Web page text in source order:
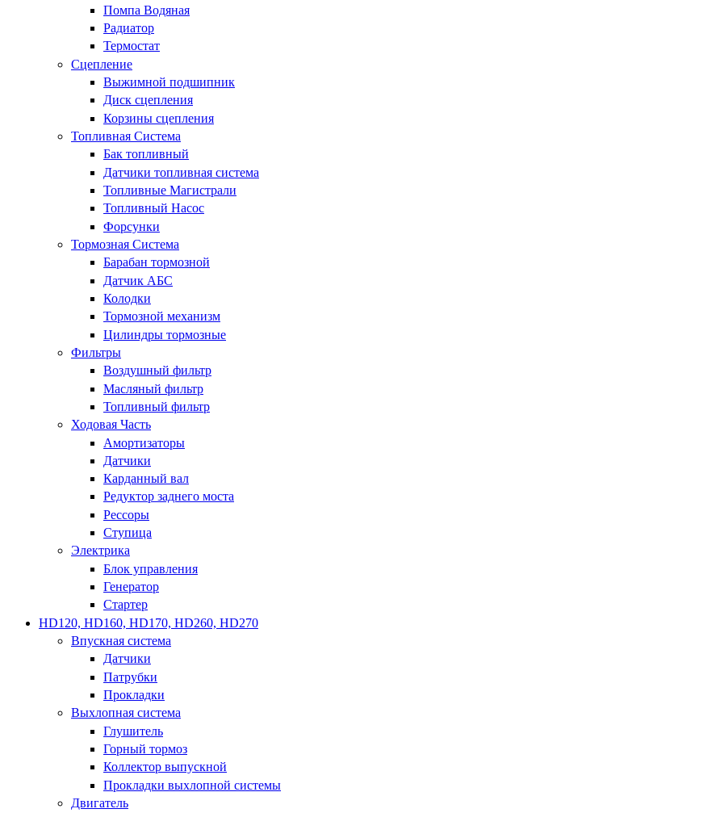
Помпа Водяная
Радиатор
Термостат
Сцепление
Выжимной подшипник
Диск сцепления
Корзины сцепления
Топливная Система
Бак топливный
Датчики топливная система
Топливные Магистрали
Топливный Насос
Форсунки
Тормозная Система
Барабан тормозной
Датчик АБС
Колодки
Тормозной механизм
Цилиндры тормозные
Фильтры
Воздушный фильтр
Масляный фильтр
Топливный фильтр
Ходовая Часть
Амортизаторы
Датчики
Карданный вал
Редуктор заднего моста
Рессоры
Ступица
Электрика
Блок управления
Генератор
Стартер
HD120, HD160, HD170, HD260, HD270
Впускная система
Датчики
Патрубки
Прокладки
Выхлопная система
Глушитель
Горный тормоз
Коллектор выпускной
Прокладки выхлопной системы
Двигатель